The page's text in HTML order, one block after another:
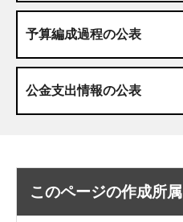
予算編成過程の公表
公金支出情報の公表
このページの作成所属